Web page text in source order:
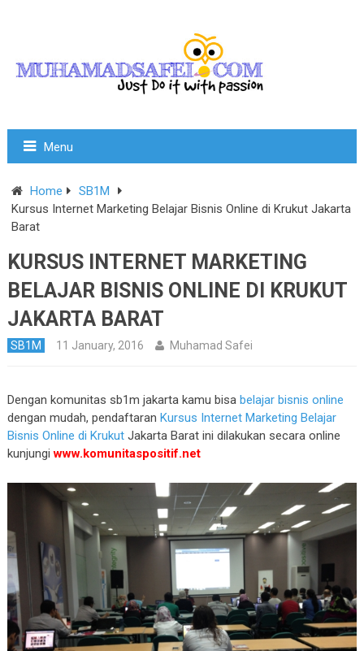
Menu
Home
SB1M
Kursus Internet Marketing Belajar Bisnis Online di Krukut Jakarta
Barat
KURSUS INTERNET MARKETING
BELAJAR BISNIS ONLINE DI KRUKUT
JAKARTA BARAT
SB1M 11 January, 2016 Muhamad Safei
Dengan komunitas sb1m jakarta kamu bisa belajar bisnis online
dengan mudah, pendaftaran Kursus Internet Marketing Belajar
Bisnis Online di KrukutJakarta Barat ini dilakukan secara online
kunjungiwww.komunitaspositif.net